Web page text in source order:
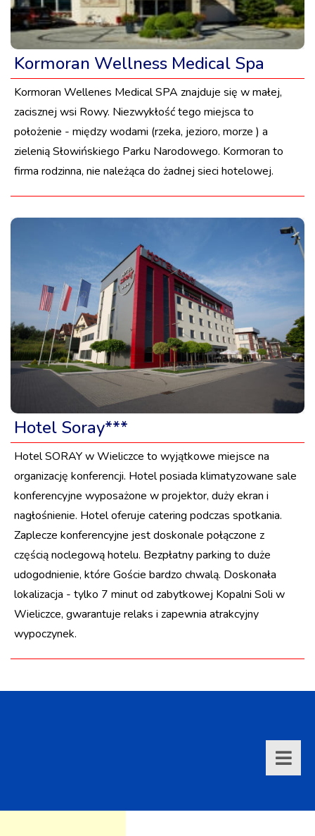
Kormoran Wellness Medical Spa
Kormoran Wellenes Medical SPA znajduje się w małej,
zacisznej wsi Rowy. Niezwykłość tego miejsca to
położenie - między wodami (rzeka, jezioro, morze ) a
zielenią Słowińskiego Parku Narodowego. Kormoran to
firma rodzinna, nie należąca do żadnej sieci hotelowej.
Hotel Soray***
Hotel SORAY w Wieliczce to wyjątkowe miejsce na
organizację konferencji. Hotel posiada klimatyzowane sale
konferencyjne wyposażone w projektor, duży ekran i
nagłośnienie. Hotel oferuje catering podczas spotkania.
Zaplecze konferencyjne jest doskonale połączone z
częścią noclegową hotelu. Bezpłatny parking to duże
udogodnienie, które Goście bardzo chwalą. Doskonała
lokalizacja - tylko 7 minut od zabytkowej Kopalni Soli w
Wieliczce, gwarantuje relaks i zapewnia atrakcyjny
wypoczynek.